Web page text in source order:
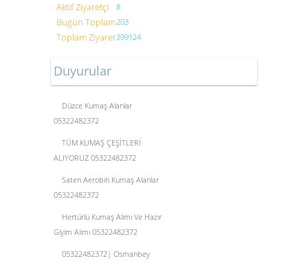
Aktif Ziyaretçi 8
Bugün Toplam203
Toplam Ziyaret399124
Duyurular
Düzce Kumaş Alanlar
05322482372
TÜM KUMAŞ ÇEŞİTLERİ
ALIYORUZ 05322482372
Saten Aerobin Kumaş Alanlar
05322482372
Hertürlü Kumaş Alımı Ve Hazır
Giyim Alımı 05322482372
05322482372| Osmanbey